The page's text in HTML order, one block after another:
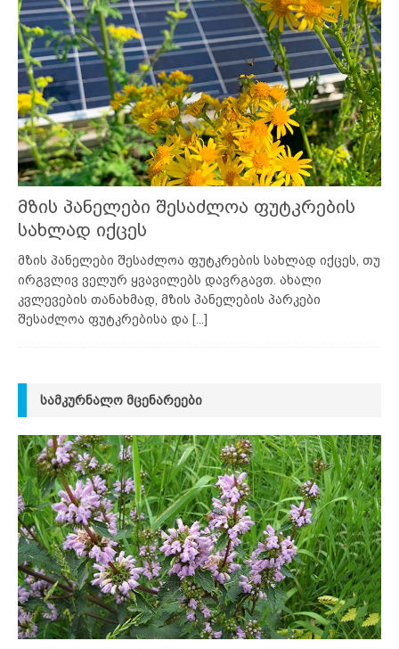
მზის პანელები შესაძლოა ფუტკრების
სახლად იქცეს
მზის პანელები შესაძლოა ფუტკრების სახლად იქცეს, თუ
ირგვლივ ველურ ყვავილებს დავრგავთ. ახალი
კვლევების თანახმად, მზის პანელების პარკები
შესაძლოა ფუტკრებისა და [...]
ᲡᲐᲛᲙᲣᲠᲜᲐᲚᲝ ᲛᲪᲔᲜᲐᲠᲔᲔᲑᲘ